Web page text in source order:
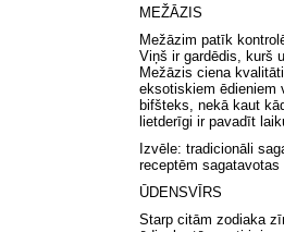
MEŽĀZIS
Mežāzim patīk
Viņš ir gardēdis, kurš
Mežāzis ciena
eksotiskiem ēdieniem
bifšteks, nekā kaut
lietderīgi ir pavadīt
Izvēle: tradicionāli
receptēm
ŪDENSVĪRS
Starp citām zodiaka